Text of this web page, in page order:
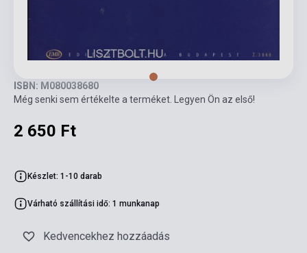
ISBN: M080038680
Még senki sem értékelte a terméket. Legyen Ön az első!
2 650 Ft
Készlet: 1-10 darab
Várható szállítási idő: 1 munkanap
Kedvencekhez hozzáadás